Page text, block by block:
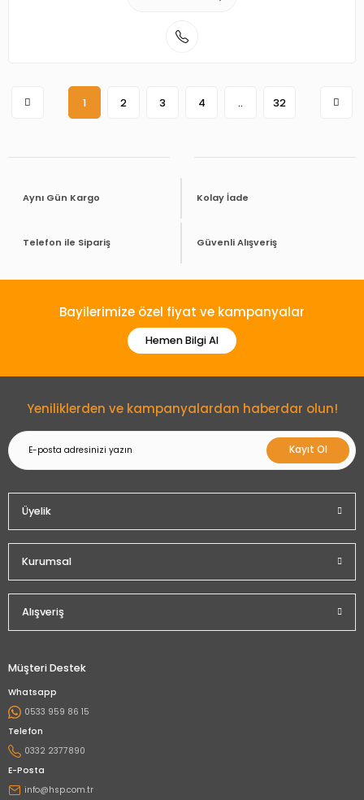
1 2 3 4 .. 32
Aynı Gün Kargo Kolay İade
Telefon ile Sipariş Güvenli Alışveriş
Bayilerimize özel fiyat ve kampanyalar
Hemen Bilgi Al
Yeniliklerden ve kampanyalardan haberdar olun!
Kayıt Ol
Üyelik
Kurumsal
Alışveriş
Müşteri Destek
Whatsapp
0533 959 86 15
Telefon
0332 2377890
E-Posta
info@hsp.com.tr